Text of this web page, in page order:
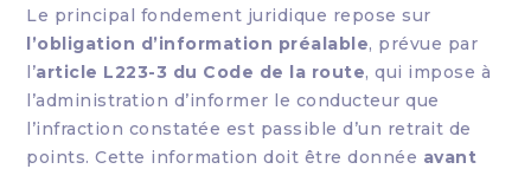
Le principal fondement juridique repose sur
l’obligation d’information préalable, prévue par
l’article L223-3 du Code de la route, qui impose à
l’administration d’informer le conducteur que
l’infraction constatée est passible d’un retrait de
points. Cette information doit être donnée avant